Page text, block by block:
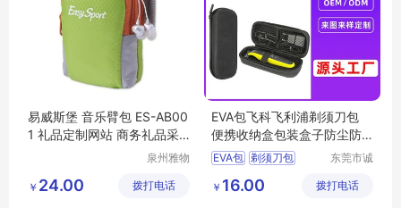
易威斯堡 音乐臂包 ES-AB00
1 礼品定制网站 商务礼品采
泉州雅物
公司
￥ 24.00 拨打电话
EVA包飞科飞利浦剃须刀包
便携收纳盒包装盒子防尘防
水收纳保护盒
EVA包 剃须刀包
东莞市诚
限公司
￥ 16.00 拨打电话